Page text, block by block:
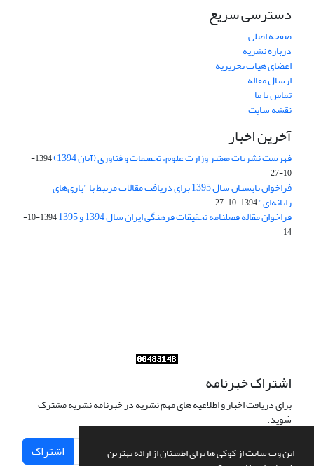
این وب سایت از کوکی ها برای اطمینان از ارائه بهترین
دسترسی سریع
صفحه اصلی
درباره نشریه
اعضای هیات تحریریه
ارسال مقاله
تماس با ما
نقشه سایت
آخرین اخبار
فهرست نشریات معتبر وزارت علوم، تحقیقات و فناوری (آبان 1394)
1394-
10-27
فراخوان تابستان سال 1395 برای دریافت مقالات مرتبط با "بازی‌های
رایانه‌ای"1394-10-27
فراخوان مقاله فصلنامه تحقیقات فرهنگی ایران سال 1394 و 1395
1394-10-
14
اشتراک خبرنامه
برای دریافت اخبار و اطلاعیه های مهم نشریه در خبرنامه نشریه مشترک
شوید.
اشتراک